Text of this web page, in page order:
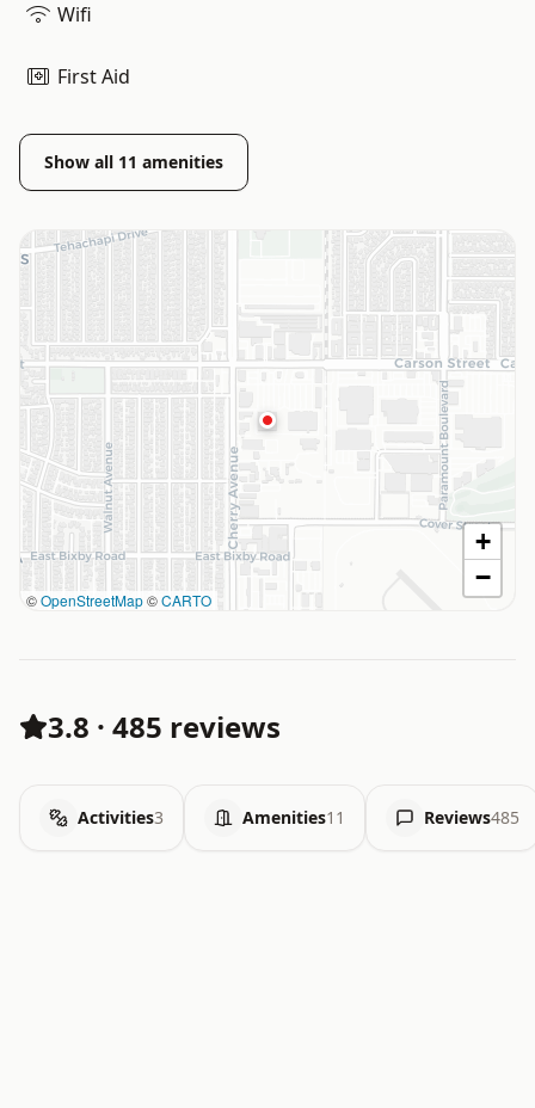
Wifi
First Aid
Show all 11 amenities
©OpenStreetMap©CARTO
+
−
3.8 · 485 reviews
Activities3 Amenities11 Reviews485